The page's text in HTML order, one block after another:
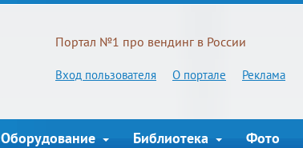
Портал №1 про вендинг в России
Вход пользователя О портале Реклама
Оборудование Библиотека Фото